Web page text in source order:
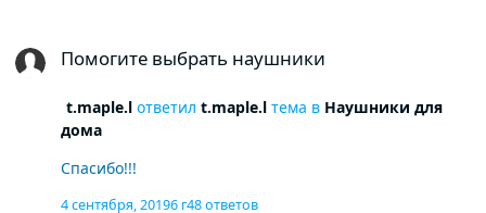
запланировать дополнение и пр
Помогите выбрать наушники
t.maple.lответил t.maple.lтема в Наушники для
дома
Спасибо!!!
4 сентября, 20196 г48 ответов